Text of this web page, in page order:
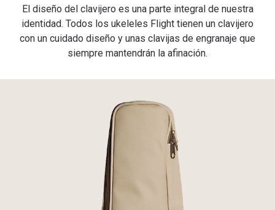
El diseño del clavijero es una parte integral de nuestra
identidad. Todos los ukeleles Flight tienen un clavijero
con un cuidado diseño y unas clavijas de engranaje que
siempre mantendrán la afinación.